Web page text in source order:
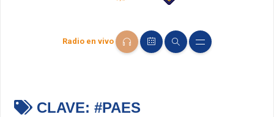
Radio en vivo
CLAVE: #PAES